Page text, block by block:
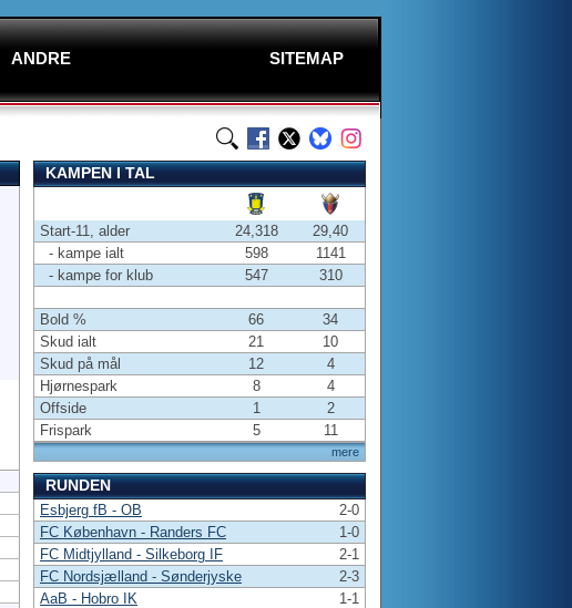
ANDRE SITEMAP
KAMPEN I TAL
mere
Start-11, alder 24,318
29,40
- kampe ialt
598
1141
- kampe for klub
547 310
Bold % 66
34
Skud ialt
21
10
Skud på mål
12
4
Hjørnespark
8
4
Offside
1
2
Frispark
5 11
RUNDEN
Esbjerg fB - OB
2-0
FC København - Randers FC
1-0
FC Midtjylland - Silkeborg IF
2-1
FC Nordsjælland - Sønderjyske
2-3
AaB - Hobro IK
1-1